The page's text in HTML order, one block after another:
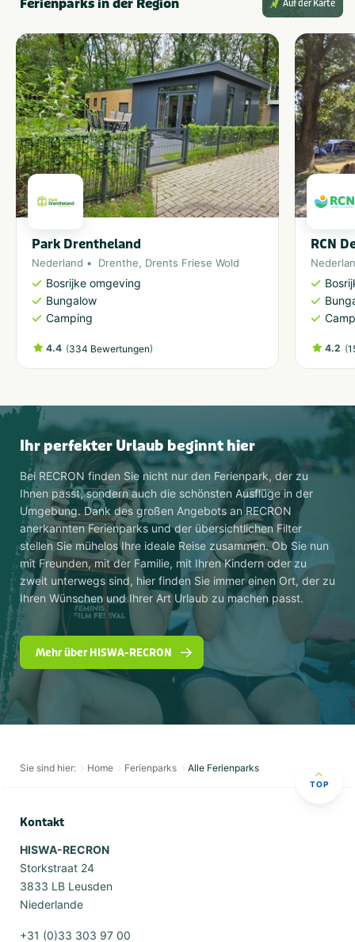
Ferienparks in der Region Auf der Karte
Park Drentheland
Nederland Drenthe, Drents Friese Wold
Bosrijke omgeving
Bungalow
Camping
4.4 (334 Bewertungen)
RCN
4.2 (
Ihr perfekter Urlaub beginnt hier
Bei RECRON finden Sie nicht nur den Ferienpark, der zu
Ihnen passt, sondern auch die schönsten Ausflüge in der
Umgebung. Dank des großen Angebots an RECRON
anerkannten Ferienparks und der übersichtlichen Filter
stellen Sie mühelos Ihre ideale Reise zusammen. Ob Sie nun
mit Freunden, mit der Familie, mit Ihren Kindern oder zu
zweit unterwegs sind, hier finden Sie immer einen Ort, der zu
Ihren Wünschen und Ihrer Art Urlaub zu machen passt.
Mehr über HISWA-RECRON
Sie sind hier: Home Ferienparks Alle Ferienparks
TOP
Kontakt
HISWA-RECRON
Storkstraat 24
3833 LB Leusden
Niederlande
+31 (0)33 303 97 00